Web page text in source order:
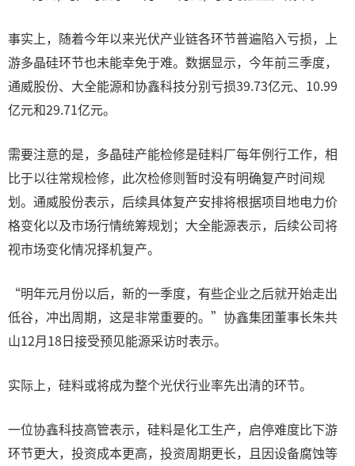
事实上，随着今年以来光伏产业链各环节普遍陷入亏损，上
游多晶硅环节也未能幸免于难。数据显示，今年前三季度，
通威股份、大全能源和协鑫科技分别亏损39.73亿元、10.99
亿元和29.71亿元。
需要注意的是，多晶硅产能检修是硅料厂每年例行工作，相
比于以往常规检修，此次检修则暂时没有明确复产时间规
划。通威股份表示，后续具体复产安排将根据项目地电力价
格变化以及市场行情统筹规划；大全能源表示，后续公司将
视市场变化情况择机复产。
“明年元月份以后，新的一季度，有些企业之后就开始走出
低谷，冲出周期，这是非常重要的。”协鑫集团董事长朱共
山12月18日接受预见能源采访时表示。
实际上，硅料或将成为整个光伏行业率先出清的环节。
一位协鑫科技高管表示，硅料是化工生产，启停难度比下游
环节更大，投资成本更高，投资周期更长，且因设备腐蚀等